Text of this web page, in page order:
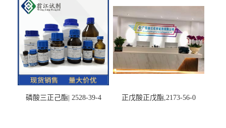
磷酸三正己酯| 2528-39-4 正戊酸正戊酯,2173-56-0